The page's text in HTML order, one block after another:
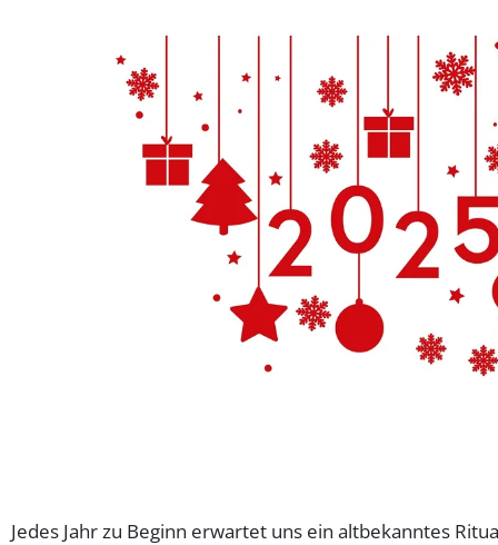
Jedes Jahr zu Beginn erwartet uns ein altbekanntes